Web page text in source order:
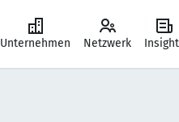
Unternehmen Netzwerk